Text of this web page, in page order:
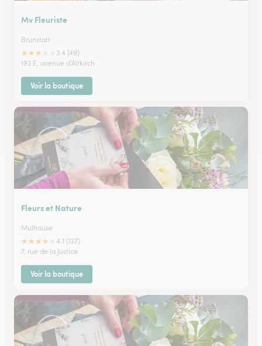
Mv Fleuriste
Brunstatt
★★★
3.4 (49)
193 E, avenue d'Altkirch
Voir la boutique
Fleurs et Nature
Mulhouse
★★★★
4.1 (127)
7, rue de la Justice
Voir la boutique